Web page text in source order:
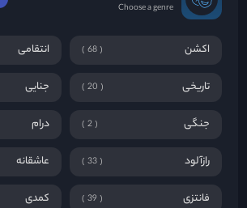
Choose a genre
اکشن 68 انتقامی
تاریخی 20 جنایی
جنگی 2 درام
رازآلود 33 عاشقانه
فانتزی 39 کمدی